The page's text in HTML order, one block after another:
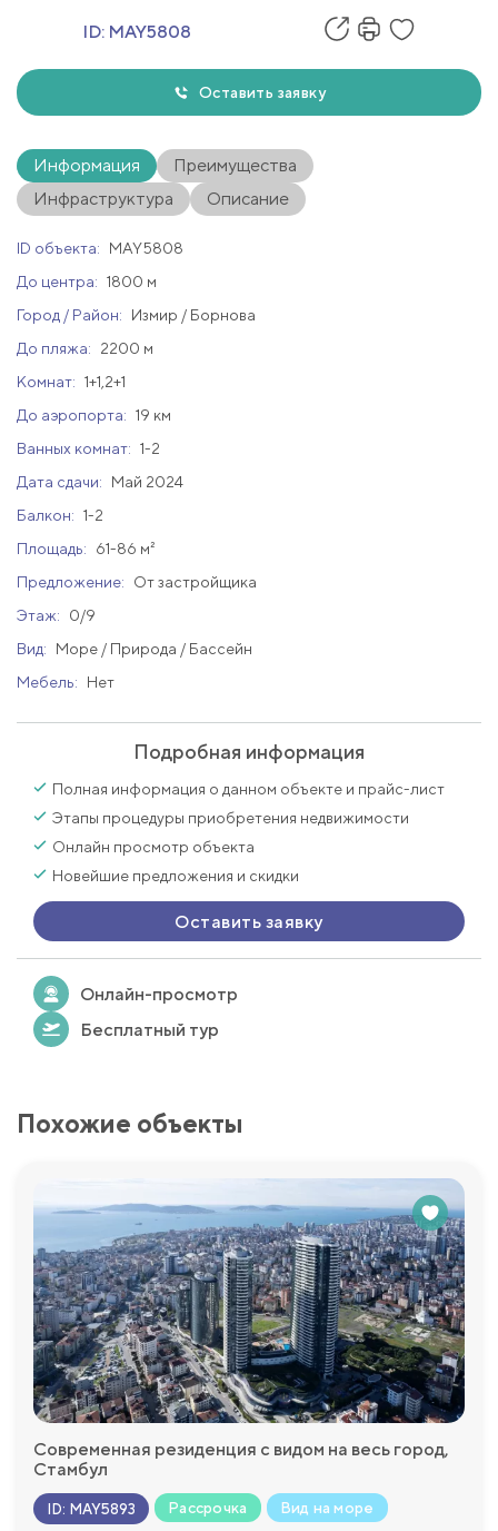
ID: MAY5808
Оставить заявку
Информация
Преимущества
Инфраструктура
Описание
ID объекта:
MAY5808
До центра: 1800 м
Город / Район:
Измир / Борнова
До пляжа:
2200 м
Комнат: 1+1,2+1
До аэропорта: 19 км
Ванных комнат: 1-2
Дата сдачи:
Май 2024
Балкон: 1-2
Площадь:
61-86 м²
Предложение:
От застройщика
Этаж:
0/9
Вид:
Море / Природа / Бассейн
Мебель:
Нет
Подробная информация
Полная информация о данном объекте и прайс-лист
Этапы процедуры приобретения недвижимости
Онлайн просмотр объекта
Новейшие предложения и скидки
Оставить заявку
Онлайн-просмотр
Бесплатный тур
Похожие объекты
Современная резиденция с видом на весь город,
Стамбул
ID: MAY5893 Рассрочка Вид на море